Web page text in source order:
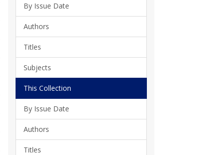
By Issue Date
Authors
Titles
Subjects
This Collection
By Issue Date
Authors
Titles